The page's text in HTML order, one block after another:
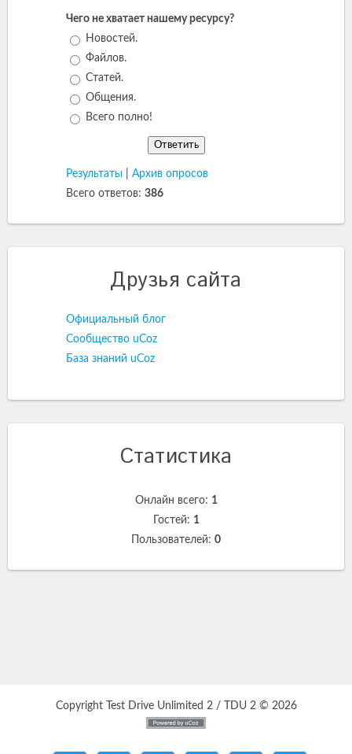
Чего не хватает нашему ресурсу?
Новостей.
Файлов.
Статей.
Общения.
Всего полно!
Результаты
Архив опросов
Всего ответов: 386
Друзья сайта
Официальный блог
Сообщество uCoz
База знаний uCoz
Статистика
Онлайн всего: 1
Гостей: 1
Пользователей: 0
Copyright Test Drive Unlimited 2 / TDU 2 © 2026